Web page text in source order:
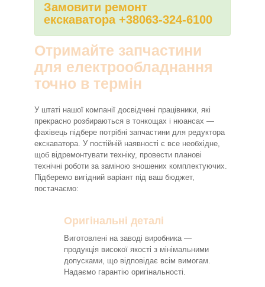
Замовити ремонт
екскаватора +38063-324-6100
Отримайте запчастини
для електрообладнання
точно в термін
У штаті нашої компанії досвідчені працівники, які
прекрасно розбираються в тонкощах і нюансах —
фахівець підбере потрібні запчастини для редуктора
екскаватора. У постійній наявності є все необхідне,
щоб відремонтувати техніку, провести планові
технічні роботи за заміною зношених комплектуючих.
Підберемо вигідний варіант під ваш бюджет,
постачаємо:
Оригінальні деталі
Виготовлені на заводі виробника —
продукція високої якості з мінімальними
допусками, що відповідає всім вимогам.
Надаємо гарантію оригінальності.